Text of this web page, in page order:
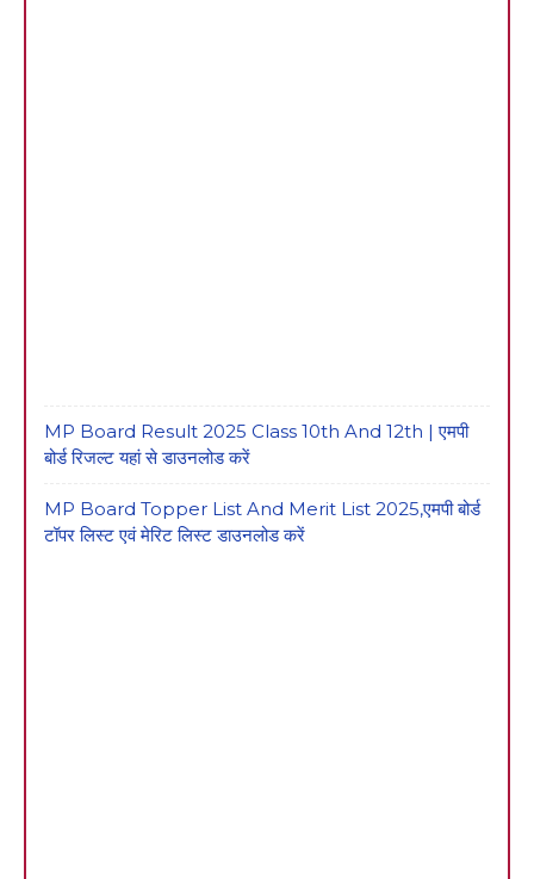
MP Board Result 2025 Class 10th And 12th | एमपी
बोर्ड रिजल्ट यहां से डाउनलोड करें
MP Board Topper List And Merit List 2025,एमपी बोर्ड
टॉपर लिस्ट एवं मेरिट लिस्ट डाउनलोड करें